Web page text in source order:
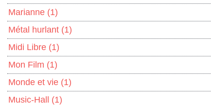
Marianne (1)
Métal hurlant (1)
Midi Libre (1)
Mon Film (1)
Monde et vie (1)
Music-Hall (1)